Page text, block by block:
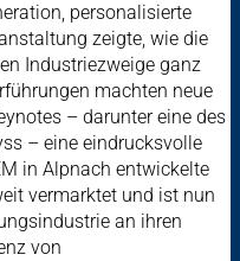
personalisierte
zeigte, wie die
Industriezweige ganz
machten neue
– darunter eine des
– eine eindrucksvolle
in Alpnach entwickelte
vermarktet und ist nun
an ihren
von